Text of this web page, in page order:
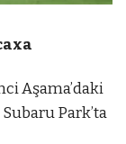
Aşama’daki
Park’ta